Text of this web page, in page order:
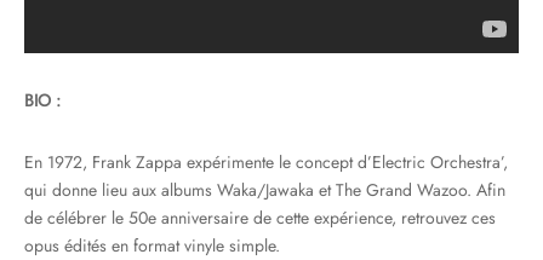
BIO :
En 1972, Frank Zappa expérimente le concept d’Electric Orchestra’,
qui donne lieu aux albums Waka/Jawaka et The Grand Wazoo. Afin
de célébrer le 50e anniversaire de cette expérience, retrouvez ces
opus édités en format vinyle simple.